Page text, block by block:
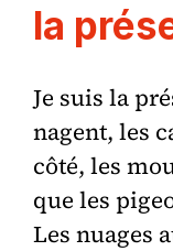
la
Je suis la
nagent, les
côté, les
que les
Les nuages